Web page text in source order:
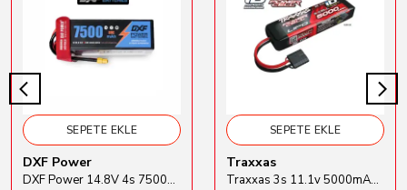
SEPETE EKLE
DXF Power
DXF Power 14.8V 4s 7500mAh 80C Hardcase Lipo Batarya
SEPETE EKLE
Traxxas
Traxxas 3s 11.1v 5000mAh Lipo Batarya (TRX 2872X)